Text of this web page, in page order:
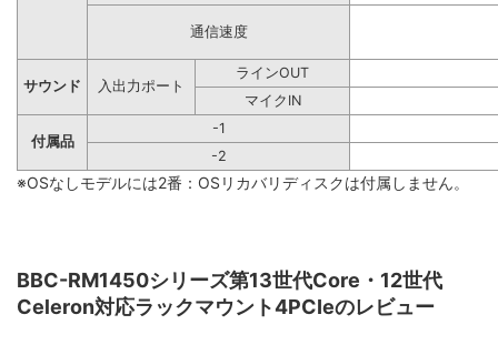
通信速度
サウンド 入出力ポート
ラインOUT
マイクIN
付属品
-1
-2
※OSなしモデルには2番：OSリカバリディスクは付属しません。
BBC-RM1450シリーズ第13世代Core・12世代
Celeron対応ラックマウント4PCIeのレビュー